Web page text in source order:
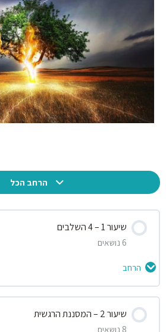
הרחב הכל
שיעור 1 – 4 השלבים
6 נושאים
הרחב
תוכן השיעור
0% הושלמו 0/6 שלבים שיעור 2 – המסננת הרגשית
8 נושאים